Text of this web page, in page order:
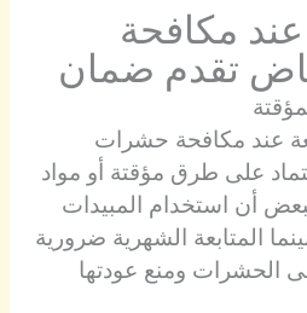
مكافحة
تقدم ضمان
عند مكافحة حشرات
على طرق مؤقتة أو مواد
أن استخدام المبيدات
المتابعة الشهرية ضرورية
الحشرات ومنع عودتها